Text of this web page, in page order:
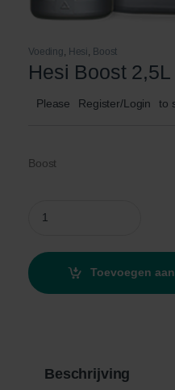
Voeding Hesi Boost
Hesi Boost 2,5L
Please Register/Login to
Boost
Toevoegen
Beschrijving